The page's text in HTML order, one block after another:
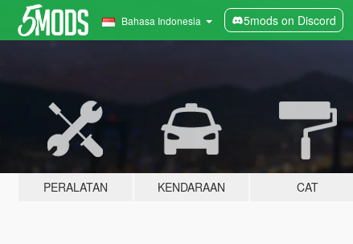
Bahasa Indonesia 5mods on Discord
PERALATAN KENDARAAN CAT